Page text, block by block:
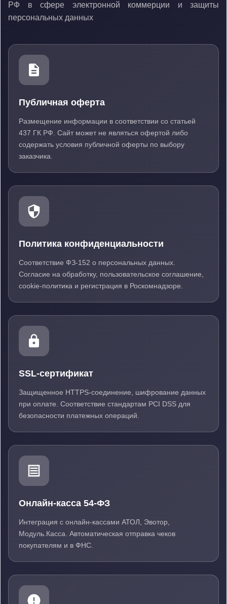
РФ в сфере электронной коммерции и защиты
персональных данных
Публичная оферта
Размещение информации в соответствии со статьей
437 ГК РФ. Сайт может не являться офертой либо
содержать условия публичной оферты по выбору
заказчика.
Политика конфиденциальности
Соответствие ФЗ-152 о персональных данных.
Согласие на обработку, пользовательское соглашение,
cookie-политика и регистрация в Роскомнадзоре.
SSL-сертификат
Защищенное HTTPS-соединение, шифрование данных
при оплате. Соответствие стандартам PCI DSS для
безопасности платежных операций.
Онлайн-касса 54-ФЗ
Интеграция с онлайн-кассами АТОЛ, Эвотор,
Модуль.Касса. Автоматическая отправка чеков
покупателям и в ФНС.